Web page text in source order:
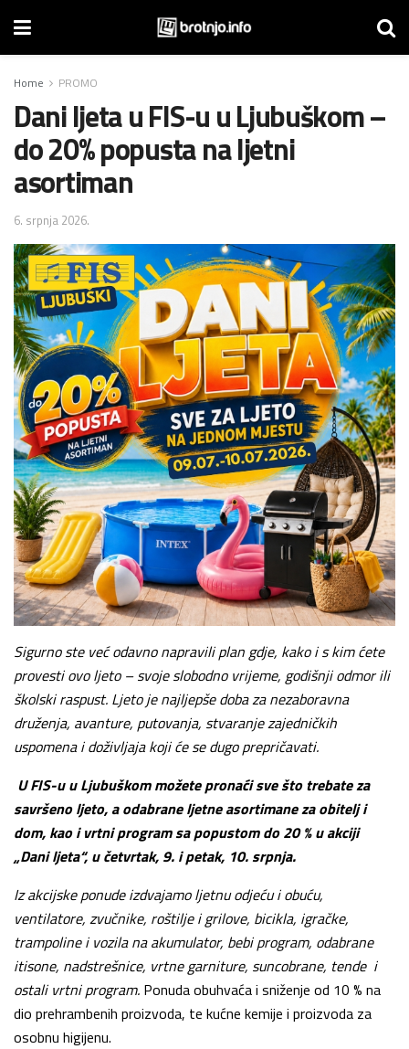
Home PROMO
Dani ljeta u FIS-u u Ljubuškom –
do 20% popusta na ljetni
asortiman
6. srpnja 2026.
Sigurno ste već odavno napravili plan gdje, kako i s kim ćete
provesti ovo ljeto – svoje slobodno vrijeme, godišnji odmor ili
školski raspust. Ljeto je najljepše doba za nezaboravna
druženja, avanture, putovanja, stvaranje zajedničkih
uspomena i doživljaja koji će se dugo prepričavati.
U FIS-u u Ljubuškom možete pronaći sve što trebate za
savršeno ljeto, a odabrane ljetne asortimane za obitelj i
dom, kao i vrtni program sa popustom do 20 % u akciji
„Dani ljeta“, u četvrtak, 9. i petak, 10. srpnja.
Iz akcijske ponude izdvajamo ljetnu odjeću i obuću,
ventilatore, zvučnike, roštilje i grilove, bicikla, igračke,
trampoline i vozila na akumulator, bebi program, odabrane
itisone, nadstrešnice, vrtne garniture, suncobrane, tende i
ostali vrtni program. Ponuda obuhvaća i sniženje od 10 % na
dio prehrambenih proizvoda, te kućne kemije i proizvoda za
osobnu higijenu.